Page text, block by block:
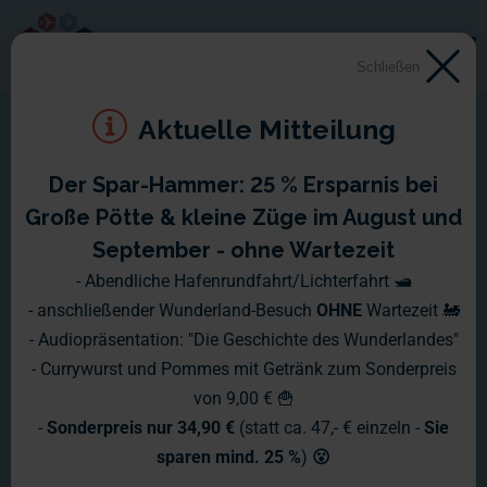
Dieser externe Inhalt kann aufgrund Ihrer Cookie-
Einstellungen nicht angezeigt werden.
Externen Inhalt anzeigen und Cookies akzeptieren?
Inhalt anzeigen ✔
Freier Eintritt für
Schließen
Aktuelle Mitteilung
Der Spar-Hammer: 25 % Ersparnis bei
Große Pötte & kleine Züge im August und
September - ohne Wartezeit
- Abendliche Hafenrundfahrt/Lichterfahrt 🛥️
- anschließender Wunderland-Besuch OHNE Wartezeit 🚂
- Audiopräsentation: "Die Geschichte des Wunderlandes"
- Currywurst und Pommes mit Getränk zum Sonderpreis
von 9,00 € 🍟
- Sonderpreis nur 34,90 € (statt ca. 47,- € einzeln - Sie
sparen mind. 25 %) 😮